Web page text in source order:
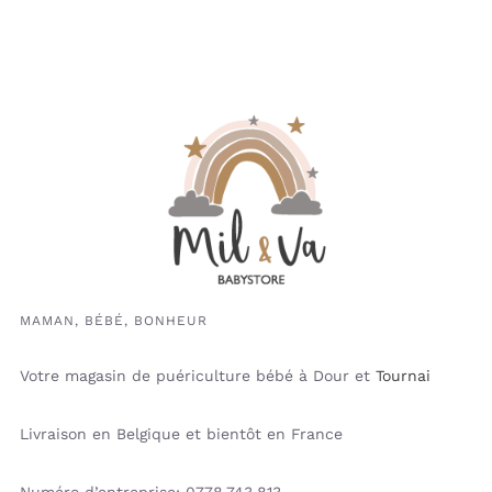
MAMAN, BÉBÉ, BONHEUR
Votre magasin de puériculture bébé à Dour et Tournai
Livraison en Belgique et bientôt en France